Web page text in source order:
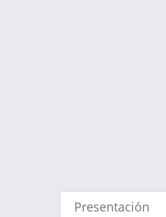
Presentación